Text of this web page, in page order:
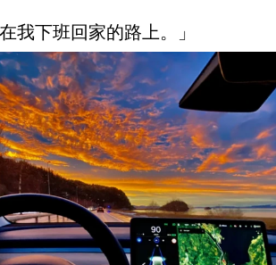
我下班回家的路上。」